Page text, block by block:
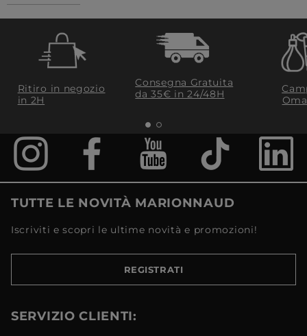
Ritiro in negozio
in 2H
Consegna Gratuita
da 35€​ in 24/48H
TUTTE LE NOVITÀ MARIONNAUD
Iscriviti e scopri le ultime novità e promozioni!
REGISTRATI
SERVIZIO CLIENTI: